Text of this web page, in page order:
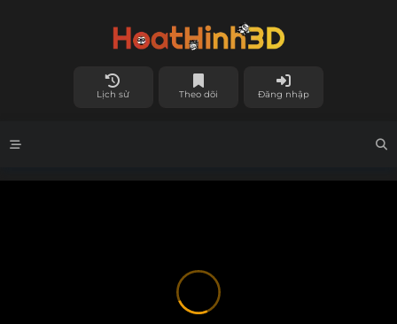
Lịch sử Theo dõi Đăng nhập